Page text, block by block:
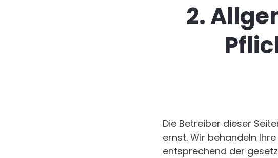
2.
Die Betreiber dieser
ernst. Wir behandeln
entsprechend der